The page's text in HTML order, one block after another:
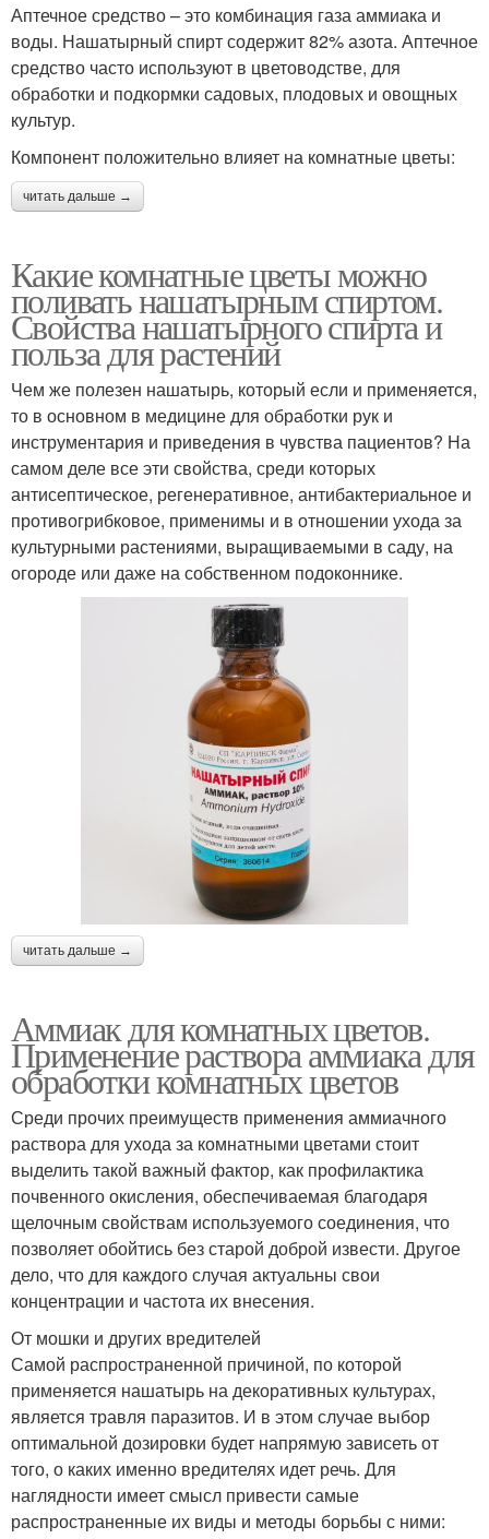
Аптечное средство – это комбинация газа аммиака и
воды. Нашатырный спирт содержит 82% азота. Аптечное
средство часто используют в цветоводстве, для
обработки и подкормки садовых, плодовых и овощных
культур.
Компонент положительно влияет на комнатные цветы:
читать дальше →
Какие комнатные цветы можно
поливать нашатырным спиртом.
Свойства нашатырного спирта и
польза для растений
Чем же полезен нашатырь, который если и применяется,
то в основном в медицине для обработки рук и
инструментария и приведения в чувства пациентов? На
самом деле все эти свойства, среди которых
антисептическое, регенеративное, антибактериальное и
противогрибковое, применимы и в отношении ухода за
культурными растениями, выращиваемыми в саду, на
огороде или даже на собственном подоконнике.
читать дальше →
Аммиак для комнатных цветов.
Применение раствора аммиака для
обработки комнатных цветов
Среди прочих преимуществ применения аммиачного
раствора для ухода за комнатными цветами стоит
выделить такой важный фактор, как профилактика
почвенного окисления, обеспечиваемая благодаря
щелочным свойствам используемого соединения, что
позволяет обойтись без старой доброй извести. Другое
дело, что для каждого случая актуальны свои
концентрации и частота их внесения.
От мошки и других вредителей
Самой распространенной причиной, по которой
применяется нашатырь на декоративных культурах,
является травля паразитов. И в этом случае выбор
оптимальной дозировки будет напрямую зависеть от
того, о каких именно вредителях идет речь. Для
наглядности имеет смысл привести самые
распространенные их виды и методы борьбы с ними: